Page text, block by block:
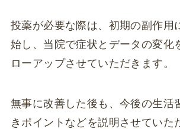
投薬が必要な際は、初期の副作用
始し、当院で症状とデータの変化
ローアップさせていただきます。
無事に改善した後も、今後の生活
きポイントなどを説明させていた